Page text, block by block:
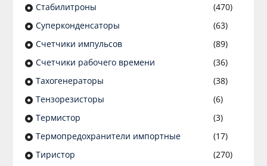
Стабилитроны
(470)
Суперконденсаторы
(63)
Счетчики импульсов
(89)
Счетчики рабочего времени
(36)
Тахогенераторы
(38)
Тензорезисторы
(6)
Термистор
(3)
Термопредохранители импортные
(17)
Тиристор
(270)